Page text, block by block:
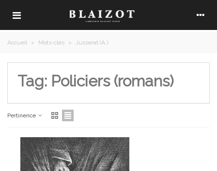
Accueil > Mots-clés > Jusserat (A.)
Tag: Policiers (romans)
Pertinence